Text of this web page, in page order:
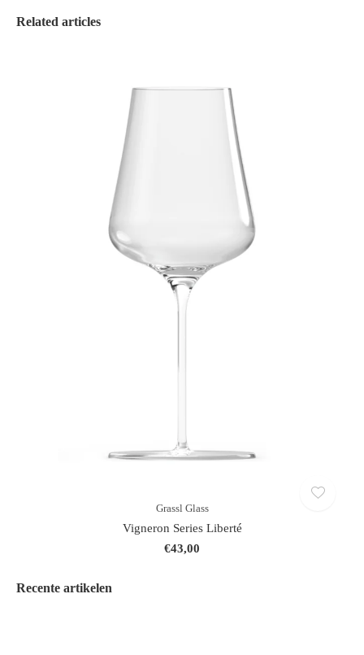
Related articles
Grassl Glass
Vigneron Series Liberté
€43,00
Recente artikelen